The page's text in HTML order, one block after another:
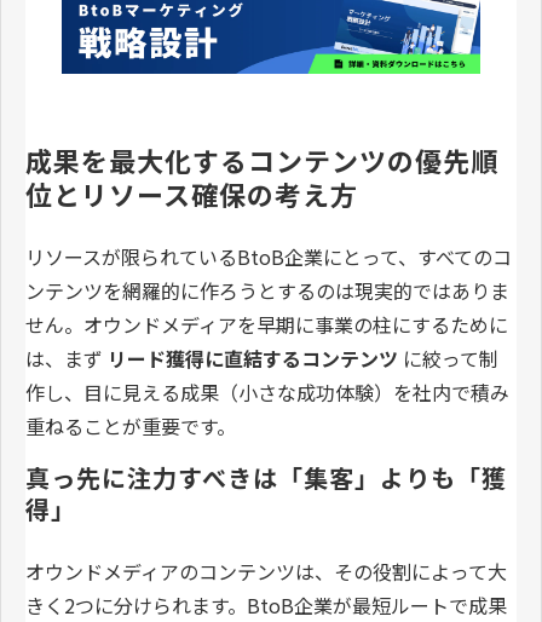
成果を最大化するコンテンツの優先順
位とリソース確保の考え方
リソースが限られているBtoB企業にとって、すべてのコ
ンテンツを網羅的に作ろうとするのは現実的ではありま
せん。オウンドメディアを早期に事業の柱にするために
は、まず リード獲得に直結するコンテンツ に絞って制
作し、目に見える成果（小さな成功体験）を社内で積み
重ねることが重要です。
真っ先に注力すべきは「集客」よりも「獲
得」
オウンドメディアのコンテンツは、その役割によって大
きく2つに分けられます。BtoB企業が最短ルートで成果